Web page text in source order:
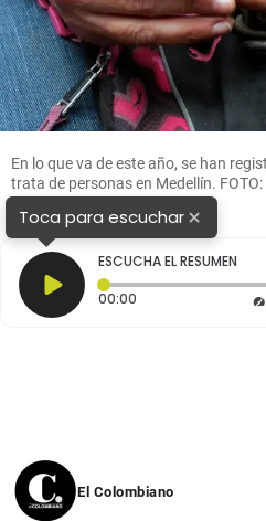
En lo que va de este año, se han
trata de personas en Medellín.
Toca para escuchar×
ESCUCHA EL RESUMEN
00:00 Tiempo
El Colombiano